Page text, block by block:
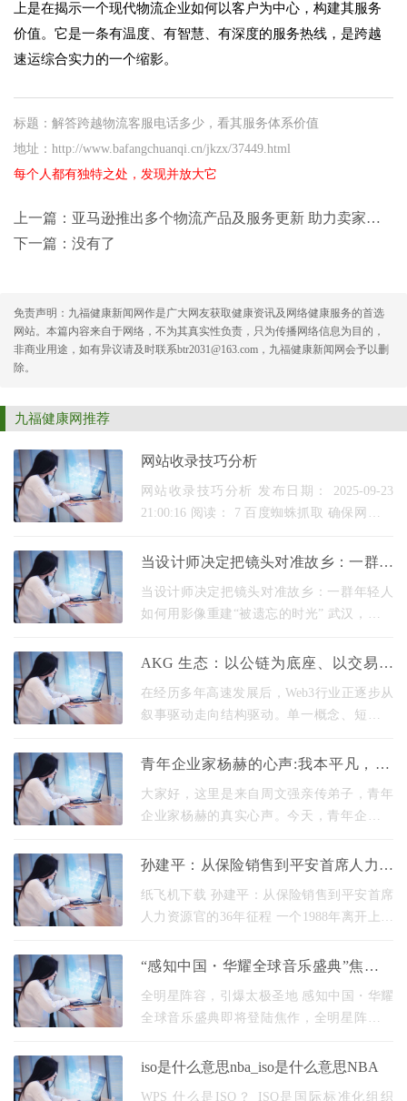
上是在揭示一个现代物流企业如何以客户为中心，构建其服务
价值。它是一条有温度、有智慧、有深度的服务热线，是跨越
速运综合实力的一个缩影。
标题：解答跨越物流客服电话多少，看其服务体系价值
地址：http://www.bafangchuanqi.cn/jkzx/37449.html
每个人都有独特之处，发现并放大它
上一篇： 亚马逊推出多个物流产品及服务更新 助力卖家把握年底旺季商机
下一篇：没有了
免责声明：九福健康新闻网作是广大网友获取健康资讯及网络健康服务的首选
网站。本篇内容来自于网络，不为其真实性负责，只为传播网络信息为目的，
非商业用途，如有异议请及时联系btr2031@163.com，九福健康新闻网会予以删
除。
九福健康网推荐
网站收录技巧分析
网站收录技巧分析 发布日期： 2025-09-23
21:00:16 阅读： 7 百度蜘蛛抓取 确保网站导
蛛抓取。采用扁平结构，配合静态化URL，
当设计师决定把镜头对准故乡：一群年
轻人如何用影像重建“被遗忘的时光”
当设计师决定把镜头对准故乡：一群年轻人
如何用影像重建“被遗忘的时光” 武汉，深夜
室，灯光还亮着。电脑屏幕上同时开着调研
AKG 生态：以公链为底座、以交易所
为枢纽，探索 Web3 可持续增长新路径
在经历多年高速发展后，Web3行业正逐步从
叙事驱动走向结构驱动。单一概念、短周期
视：真正具备生命力的Web3 项目，是否能够
青年企业家杨赫的心声:我本平凡， 只
因责任与理想，选择逆风而行
大家好，这里是来自周文强亲传弟子，青年
企业家杨赫的真实心声。今天，青年企业家
创业历程、内心坚守与人生感悟。无论外界
孙建平：从保险销售到平安首席人力资
源官的36年征程
纸飞机下载 孙建平：从保险销售到平安首席
人力资源官的36年征程 一个1988年离开上海
当时还名不见经传的平安保险，谁会想到36
“感知中国・华耀全球音乐盛典”焦作站
今日重磅开票！
全明星阵容，引爆太极圣地 感知中国・华耀
全球音乐盛典即将登陆焦作，全明星阵容打
球音乐盛典10月25日相约焦作太极圣地，用
iso是什么意思nba_iso是什么意思NBA
WPS 什么是ISO？ ISO是国际标准化组织